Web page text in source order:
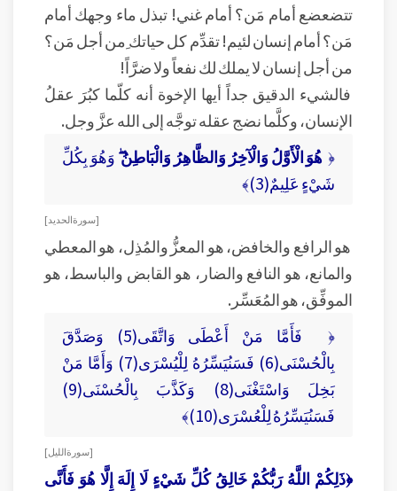
تتضعضع أمام مَن؟ أمام غني! تبذل ماء وجهك أمام
مَن؟ أمام إنسان لئيم! تقدِّم كل حياتك ِمن أجل مَن؟
من أجل إنسان لا يملك لك نفعاً ولا ضرَّاً!
فالشيء الدقيق جداً أيها الإخوة أنه كلّما كبُرَ عقلُ
الإنسان، وكلَّما نضج عقله توجَّه إلى الله عزَّ وجل.
﴿ هُوَ الْأَوَّلُ وَالْآخِرُ وَالظَّاهِرُ وَالْبَاطِنُ ۖوَهُوَ بِكُلِّ
شَيْءٍ عَلِيمٌ(3)﴾
[ سورة الحديد ]
هو الرافع والخافض، هو المعزُّ والمُذِل، هو المعطي
والمانع، هو النافع والضار، هو القابض والباسط، هو
الموفِّق، هو المُعَسِّر.
﴿ فَأَمَّا مَنْ أَعْطَى وَاتَّقَى(5) وَصَدَّقَ
بِالْحُسْنَى(6) فَسَنُيَسِّرُهُ لِلْيُسْرَى(7) وَأَمَّا مَنْ
بَخِلَ وَاسْتَغْنَى(8) وَكَذَّبَ بِالْحُسْنَى(9)
فَسَنُيَسِّرُهُ لِلْعُسْرَى(10)﴾
[ سورة الليل ]
﴿ذَلِكُمْ اللَّهُ رَبُّكُمْ خَالِقُ كُلِّ شَيْءٍ لَا إِلَهَ إِلَّا هُوَ فَأَنَّى